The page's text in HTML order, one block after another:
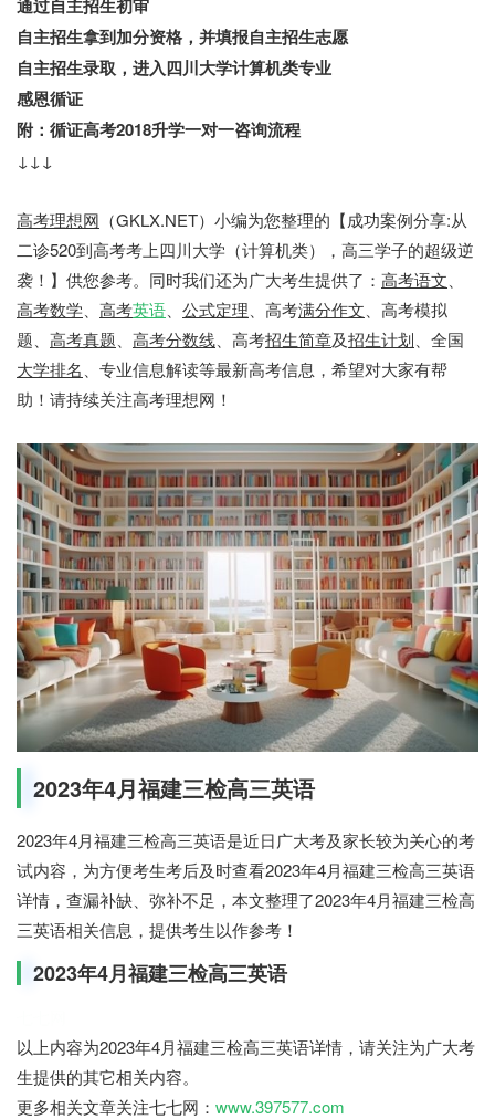
通过自主招生初审
自主招生拿到加分资格，并填报自主招生志愿
自主招生录取，进入四川大学计算机类专业
感恩循证
附：循证高考2018升学一对一咨询流程
↓↓↓
高考理想网 （GKLX.NET）小编为您整理的【成功案例分享:从
二诊520到高考考上四川大学（计算机类），高三学子的超级逆
袭！】供您参考。同时我们还为广大考生提供了： 高考语文、
高考数学、 高考英语、 公式定理、高考满分作文、高考模拟
题、 高考真题、 高考分数线、高考招生简章及招生计划、全国
大学排名、专业信息解读等最新高考信息，希望对大家有帮
助！请持续关注高考理想网！
2023年4月福建三检高三英语
2023年4月福建三检高三英语是近日广大考及家长较为关心的考
试内容，为方便考生考后及时查看2023年4月福建三检高三英语
详情，查漏补缺、弥补不足，本文整理了2023年4月福建三检高
三英语相关信息，提供考生以作参考！
2023年4月福建三检高三英语
以上内容为2023年4月福建三检高三英语详情，请关注为广大考
生提供的其它相关内容。
更多相关文章关注七七网： www.397577.com